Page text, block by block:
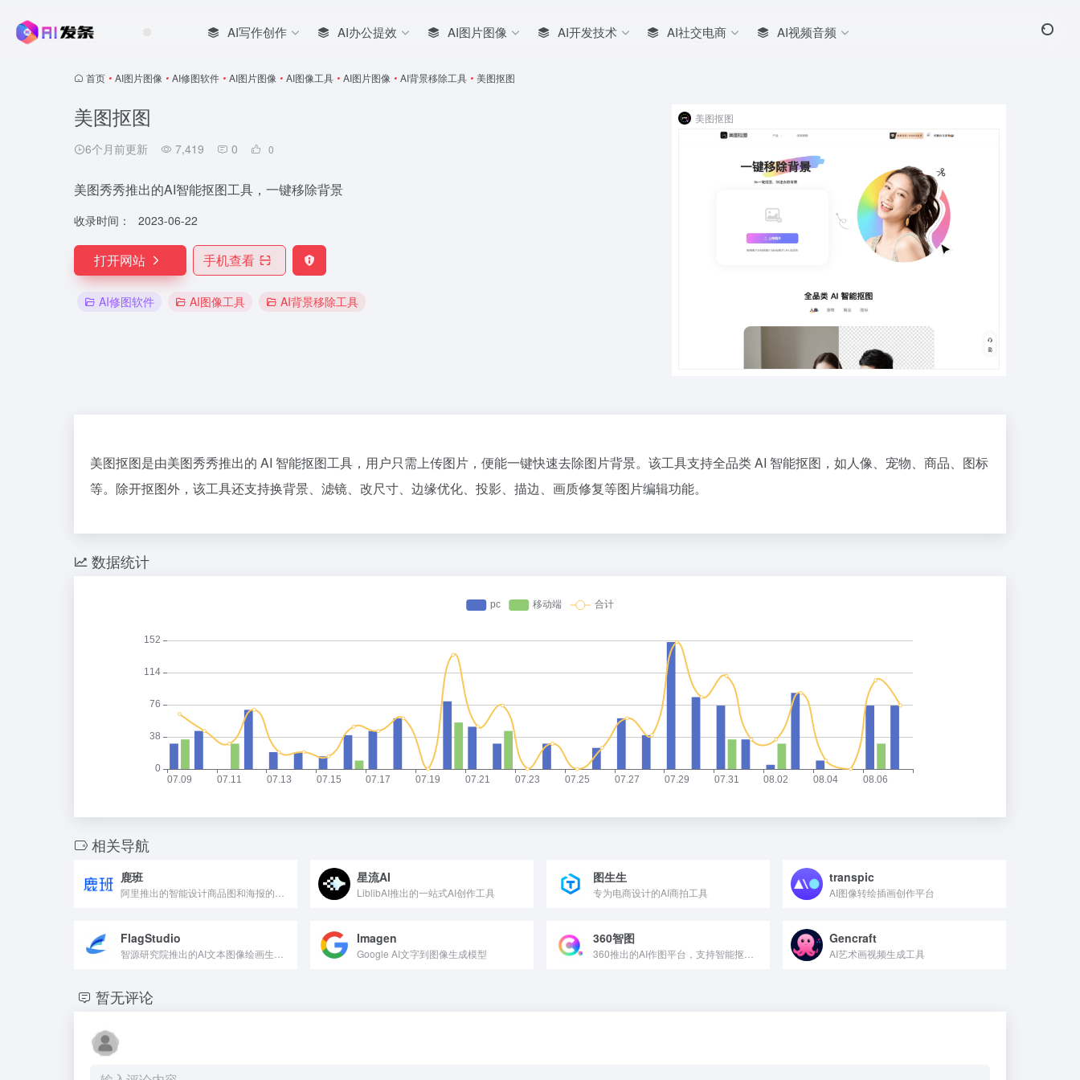
AI写作创作 AI办公提效 AI图片图像 AI开发技术 AI社交电商 AI视频音频
首页 • AI图片图像 • AI修图软件 • AI图片图像 • AI图像工具 • AI图片图像 • AI背景移除工具 • 美图抠图
美图抠图
6个月前更新 7,419 0 0
美图秀秀推出的AI智能抠图工具，一键移除背景
收录时间： 2023-06-22
打开网站 手机查看
AI修图软件 AI图像工具 AI背景移除工具
美图抠图
美图抠图是由美图秀秀推出的 AI 智能抠图工具，用户只需上传图片，便能一键快速去除图片背景。该工具支持全品类 AI 智能抠图，如人像、宠物、商品、图标
等。除开抠图外，该工具还支持换背景、滤镜、改尺寸、边缘优化、投影、描边、画质修复等图片编辑功能。
数据统计
相关导航
鹿班 星流AI
LiblibAI推出的一站式AI创作工具
图生生
专为电商设计的AI商拍工具
transpic
AI图像转绘插画创作平台
FlagStudio Imagen
Google AI文字到图像生成模型
360智图 Gencraft
AI艺术画视频生成工具
暂无评论